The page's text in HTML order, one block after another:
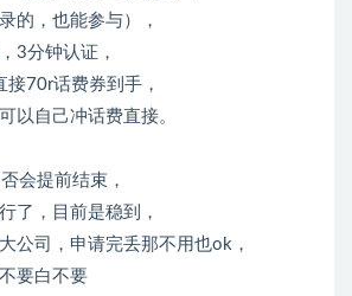
的，也能参与），
3分钟认证，
70r话费券到手，
以自己冲话费直接。
会提前结束，
了，目前是稳到，
公司，申请完丢那不用也ok，
要白不要